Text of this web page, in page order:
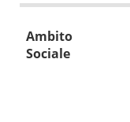
Ambito
Sociale